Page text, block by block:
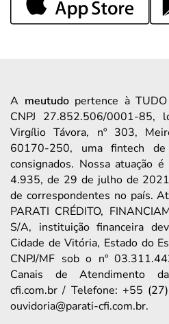
A meutudopertence à TUDO
CNPJ 27.852.506/0001-85,
Virgílio Távora, nº 303,
60170-250, uma fintech
consignados. Nossa atuação
4.935, de 29 de julho de
de correspondentes no país.
PARATI CRÉDITO,
S/A, instituição financeira
Cidade de Vitória, Estado do
CNPJ/MF sob o nº
Canais de Atendimento
cfi.com.br / Telefone: +55
ouvidoria@parati-cfi.com.br.